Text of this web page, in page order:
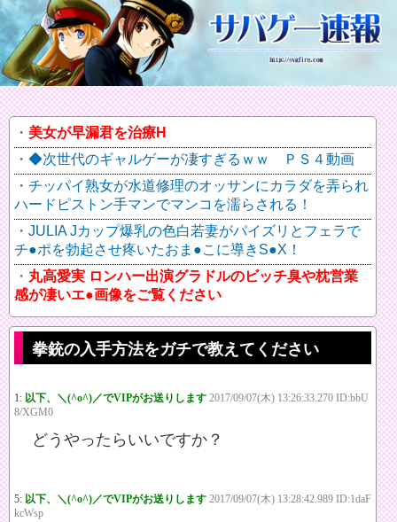
美女が早漏君を治療H
◆次世代のギャルゲーが凄すぎるｗｗ ＰＳ４動画
チッパイ熟女が水道修理のオッサンにカラダを弄られ
ハードピストン手マンでマンコを濡らされる！
JULIA Jカップ爆乳の色白若妻がパイズリとフェラで
チ●ポを勃起させ疼いたおま●こに導きS●X！
丸高愛実 ロンハー出演グラドルのビッチ臭や枕営業
感が凄いエ●画像をご覧ください
拳銃の入手方法をガチで教えてください
1: 以下、＼(^o^)／でVIPがお送りします 2017/09/07(木) 13:26:33.270 ID:bbU
8/XGM0
どうやったらいいですか？
5: 以下、＼(^o^)／でVIPがお送りします 2017/09/07(木) 13:28:42.989 ID:1daF
kcWsp